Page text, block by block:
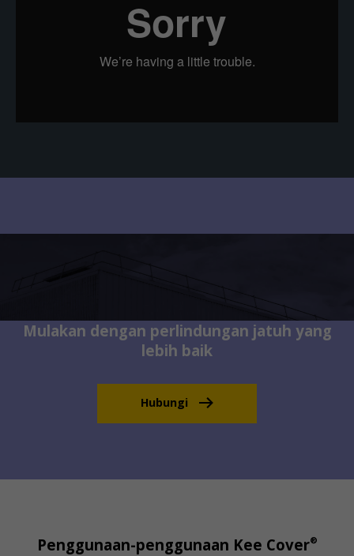
Mulakan dengan perlindungan jatuh yang
lebih baik
Hubungi
Penggunaan-penggunaan Kee Cover®